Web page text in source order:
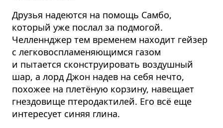
Друзья надеются на помощь Самбо,
который уже послал за подмогой.
Челленнджер тем временем находит гейзер
с легковос­пла­ме­няющимся газом
и пытается сконстру­ировать воздушный
шар, а лорд Джон надев на себя нечто,
похожее на плетёную корзину, навещает
гнездовище птеродактилей. Его всё еще
интересует синяя глина.